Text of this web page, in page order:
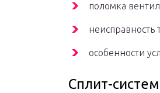
поломка
неисправность
особенности
Сплит-